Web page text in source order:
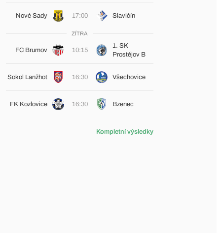
Nové Sady 17:00 Slavičín
ZÍTRA
FC Brumov 10:15
1. SK
Prostějov B
Sokol Lanžhot 16:30 Všechovice
FK Kozlovice 16:30 Bzenec
Kompletní výsledky